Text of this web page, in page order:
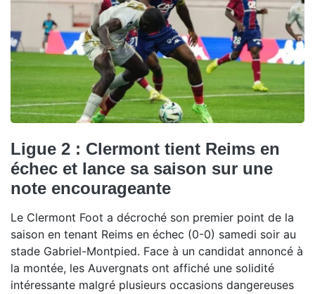
Ligue 2 : Clermont tient Reims en
échec et lance sa saison sur une
note encourageante
Le Clermont Foot a décroché son premier point de la
saison en tenant Reims en échec (0-0) samedi soir au
stade Gabriel-Montpied. Face à un candidat annoncé à
la montée, les Auvergnats ont affiché une solidité
intéressante malgré plusieurs occasions dangereuses